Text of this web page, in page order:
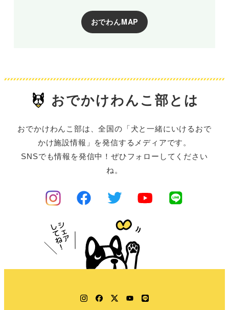
おでわんMAP
おでかけわんこ部とは
おでかけわんこ部は、全国の「犬と一緒にいけるおで
かけ施設情報」を発信するメディアです。
SNSでも情報を発信中！ぜひフォローしてください
ね。
Instagram
Facebook
TwitterYouTube
LINE